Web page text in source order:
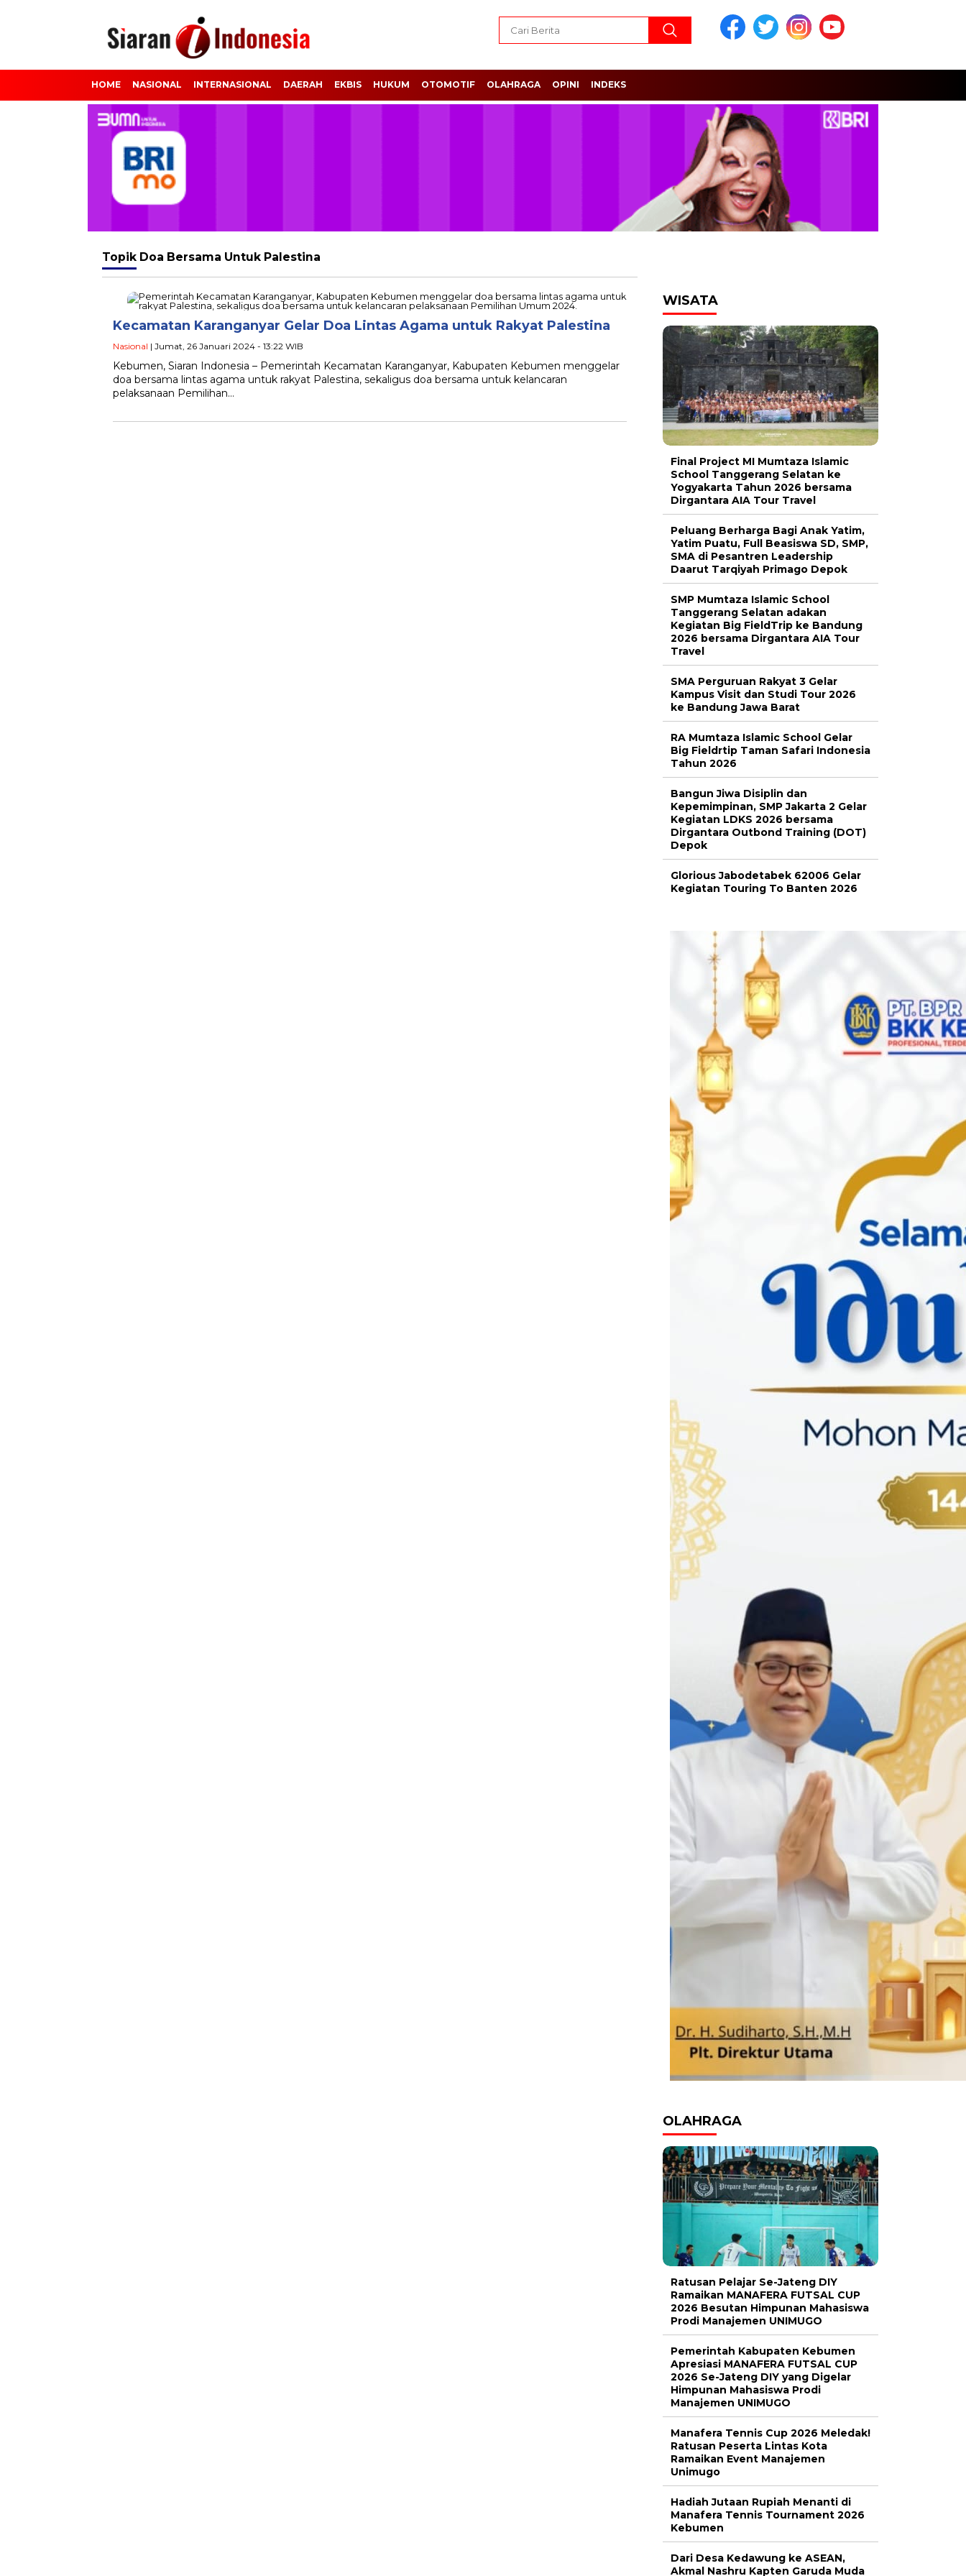
HOME NASIONAL INTERNASIONAL DAERAH EKBIS HUKUM OTOMOTIF OLAHRAGA OPINI INDEKS
Topik Doa Bersama Untuk Palestina
Kecamatan Karanganyar Gelar Doa Lintas Agama untuk Rakyat Palestina
Nasional | Jumat, 26 Januari 2024 - 13:22 WIB
Kebumen, Siaran Indonesia – Pemerintah Kecamatan Karanganyar, Kabupaten Kebumen menggelar
doa bersama lintas agama untuk rakyat Palestina, sekaligus doa bersama untuk kelancaran
pelaksanaan Pemilihan…
WISATA
Final Project MI Mumtaza Islamic
School Tanggerang Selatan ke
Yogyakarta Tahun 2026 bersama
Dirgantara AIA Tour Travel
Peluang Berharga Bagi Anak Yatim,
Yatim Puatu, Full Beasiswa SD, SMP,
SMA di Pesantren Leadership
Daarut Tarqiyah Primago Depok
SMP Mumtaza Islamic School
Tanggerang Selatan adakan
Kegiatan Big FieldTrip ke Bandung
2026 bersama Dirgantara AIA Tour
Travel
SMA Perguruan Rakyat 3 Gelar
Kampus Visit dan Studi Tour 2026
ke Bandung Jawa Barat
RA Mumtaza Islamic School Gelar
Big Fieldrtip Taman Safari Indonesia
Tahun 2026
Bangun Jiwa Disiplin dan
Kepemimpinan, SMP Jakarta 2 Gelar
Kegiatan LDKS 2026 bersama
Dirgantara Outbond Training (DOT)
Depok
Glorious Jabodetabek 62006 Gelar
Kegiatan Touring To Banten 2026
OLAHRAGA
Ratusan Pelajar Se-Jateng DIY
Ramaikan MANAFERA FUTSAL CUP
2026 Besutan Himpunan Mahasiswa
Prodi Manajemen UNIMUGO
Pemerintah Kabupaten Kebumen
Apresiasi MANAFERA FUTSAL CUP
2026 Se-Jateng DIY yang Digelar
Himpunan Mahasiswa Prodi
Manajemen UNIMUGO
Manafera Tennis Cup 2026 Meledak!
Ratusan Peserta Lintas Kota
Ramaikan Event Manajemen
Unimugo
Hadiah Jutaan Rupiah Menanti di
Manafera Tennis Tournament 2026
Kebumen
Dari Desa Kedawung ke ASEAN,
Akmal Nashru Kapten Garuda Muda